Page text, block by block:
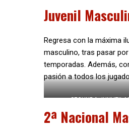
Juvenil
Regresa con la máxima
masculino, tras pasar
temporadas. Además,
pasión a todos los
SEGUNDA JUNVEIL
2ª Nacional